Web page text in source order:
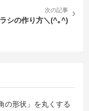
次の記事
シの作り方＼(^｡^)
›
の形状」を丸くする